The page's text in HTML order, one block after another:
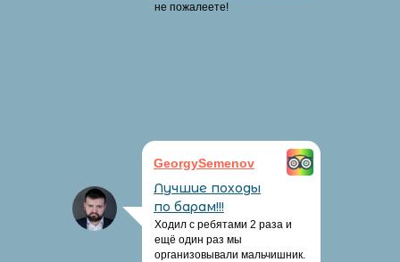
не пожалеете!
Ходил с ребятами 2 раза и
ещё один раз мы
организовывали мальчишник.
GeorgySemenov
Лучшие походы
по барам!!!